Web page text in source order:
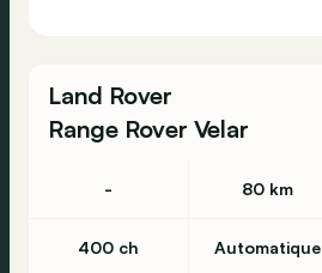
Land Rover
Range Rover Velar
- 80 km
400 ch Automatique